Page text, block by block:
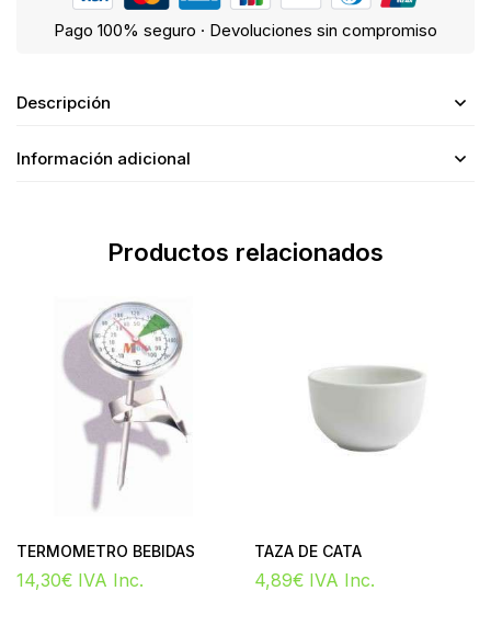
Pago 100% seguro · Devoluciones sin compromiso
Descripción
Información adicional
Productos relacionados
TERMOMETRO BEBIDAS
14,30€ IVA Inc.
TAZA DE CATA
4,89€ IVA Inc.